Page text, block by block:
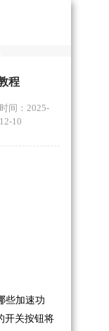
程
时间：2025-
12-10
些加速功
开关按钮将